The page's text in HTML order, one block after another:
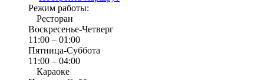
Режим работы:
Ресторан
Воскресенье-Четверг
11:00 – 01:00
Пятница-Суббота
11:00 – 04:00
Караоке